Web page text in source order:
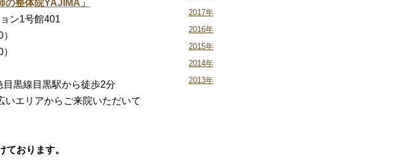
2017年
2016年
2015年
2014年
2013年
整体院YAJIMA」
ン1号館401
目黒線目黒駅から徒歩2分
いエリアからご来院いただいて
おります。